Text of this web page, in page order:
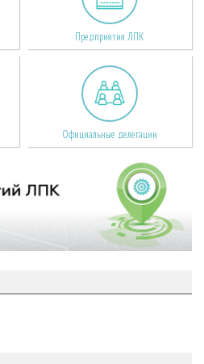
Предприятия ЛПК
Официальные делегации